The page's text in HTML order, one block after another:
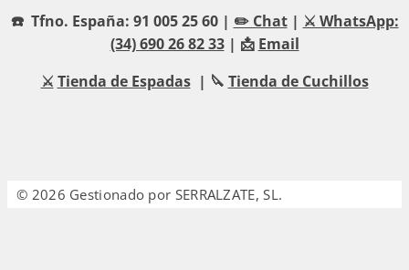
☎️ Tfno. España: 91 005 25 60 | ✏️ Chat| ⚔️ WhatsApp:
(34) 690 26 82 33| 📩 Email
⚔️ Tienda de Espadas| 🔪 Tienda de Cuchillos
© 2026 Gestionado por SERRALZATE, SL.